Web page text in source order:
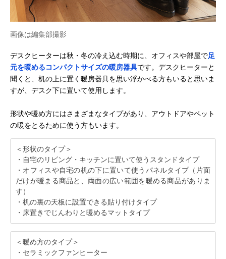
画像は編集部撮影
デスクヒーターは秋・冬の冷え込む時期に、オフィスや部屋で足
元を暖めるコンパクトサイズの暖房器具です。デスクヒーターと
聞くと、机の上に置く暖房器具を思い浮かべる方もいると思いま
すが、デスク下に置いて使用します。
形状や暖め方にはさまざまなタイプがあり、アウトドアやペット
の暖をとるために使う方もいます。
＜形状のタイプ＞
・自宅のリビング・キッチンに置いて使うスタンドタイプ
・オフィスや自宅の机の下に置いて使うパネルタイプ（片面
だけが暖まる商品と、両面の広い範囲を暖める商品がありま
す）
・机の裏の天板に設置できる貼り付けタイプ
・床置きでじんわりと暖めるマットタイプ
＜暖め方のタイプ＞
・セラミックファンヒーター